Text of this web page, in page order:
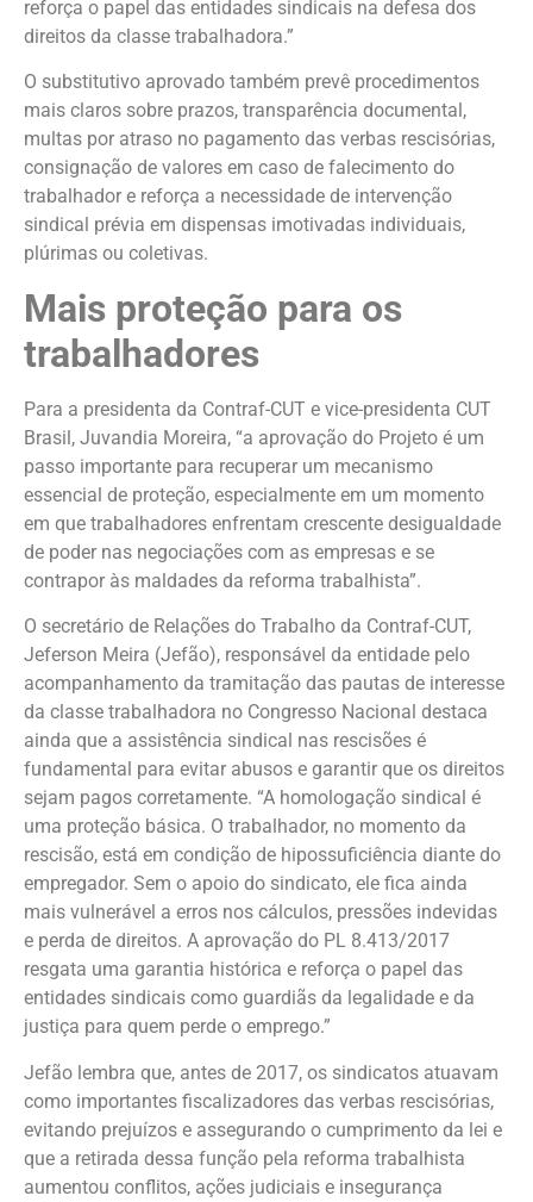
reforça o papel das entidades sindicais na defesa dos
direitos da classe trabalhadora.”
O substitutivo aprovado também prevê procedimentos
mais claros sobre prazos, transparência documental,
multas por atraso no pagamento das verbas rescisórias,
consignação de valores em caso de falecimento do
trabalhador e reforça a necessidade de intervenção
sindical prévia em dispensas imotivadas individuais,
plúrimas ou coletivas.
Mais proteção para os
trabalhadores
Para a presidenta da Contraf-CUT e vice-presidenta CUT
Brasil, Juvandia Moreira, “a aprovação do Projeto é um
passo importante para recuperar um mecanismo
essencial de proteção, especialmente em um momento
em que trabalhadores enfrentam crescente desigualdade
de poder nas negociações com as empresas e se
contrapor às maldades da reforma trabalhista”.
O secretário de Relações do Trabalho da Contraf-CUT,
Jeferson Meira (Jefão), responsável da entidade pelo
acompanhamento da tramitação das pautas de interesse
da classe trabalhadora no Congresso Nacional destaca
ainda que a assistência sindical nas rescisões é
fundamental para evitar abusos e garantir que os direitos
sejam pagos corretamente. “A homologação sindical é
uma proteção básica. O trabalhador, no momento da
rescisão, está em condição de hipossuficiência diante do
empregador. Sem o apoio do sindicato, ele fica ainda
mais vulnerável a erros nos cálculos, pressões indevidas
e perda de direitos. A aprovação do PL 8.413/2017
resgata uma garantia histórica e reforça o papel das
entidades sindicais como guardiãs da legalidade e da
justiça para quem perde o emprego.”
Jefão lembra que, antes de 2017, os sindicatos atuavam
como importantes fiscalizadores das verbas rescisórias,
evitando prejuízos e assegurando o cumprimento da lei e
que a retirada dessa função pela reforma trabalhista
aumentou conflitos, ações judiciais e insegurança